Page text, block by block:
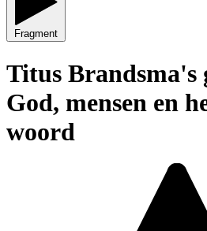
Fragment
Titus Brandsma's
God, mensen en
woord